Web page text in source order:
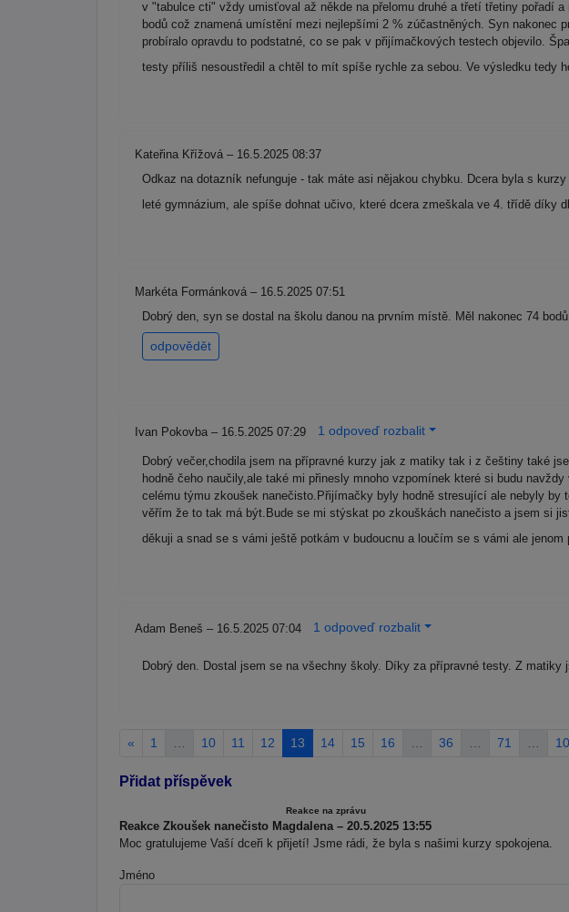
v "tabulce cti" vždy umisťoval až někde na přelomu druhé a třetí třetiny pořadí
bodů což znamená umístění mezi nejlepšími 2 % zúčastněných. Syn nakonec
probíralo opravdu to podstatné, co se pak v přijímačkových testech objevilo.
testy příliš nesoustředil a chtěl to mít spíše rychle za sebou. Ve výsledku tedy
Kateřina Křížová – 16.5.2025 08:37
Odkaz na dotazník nefunguje - tak máte asi nějakou chybku. Dcera byla s
leté gymnázium, ale spíše dohnat učivo, které dcera zmeškala ve 4. třídě díky
Markéta Formánková – 16.5.2025 07:51
Dobrý den, syn se dostal na školu danou na prvním místě. Měl nakonec 74
odpovědět
Ivan Pokovba – 16.5.2025 07:29 1 odpoveď rozbalit
Dobrý večer,chodila jsem na přípravné kurzy jak z matiky tak i z češtiny také
hodně čeho naučily,ale také mi přinesly mnoho vzpomínek které si budu
celému týmu zkoušek nanečisto.Přijímačky byly hodně stresující ale nebyly
věřím že to tak má být.Bude se mi stýskat po zkouškách nanečisto a jsem si
děkuji a snad se s vámi ještě potkám v budoucnu a loučím se s vámi ale jenom
Adam Beneš – 16.5.2025 07:04 1 odpoveď rozbalit
Dobrý den. Dostal jsem se na všechny školy. Díky za přípravné testy. Z matiky
« 1 10 11 12 13 14 15 16 36 71
Přidat příspěvek
Reakce na zprávu
Reakce Zkoušek nanečisto Magdalena – 20.5.2025 13:55
Moc gratulujeme Vaší dceři k přijetí! Jsme rádi, že byla s našimi kurzy spokojena.
Jméno